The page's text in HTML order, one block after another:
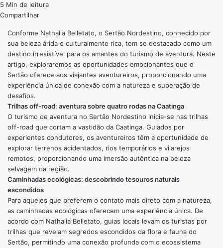
5 Min de leitura
Compartilhar
Conforme Nathalia Belletato, o Sertão Nordestino, conhecido por
sua beleza árida e culturalmente rica, tem se destacado como um
destino irresistível para os amantes do turismo de aventura. Neste
artigo, exploraremos as oportunidades emocionantes que o
Sertão oferece aos viajantes aventureiros, proporcionando uma
experiência única de conexão com a natureza e superação de
desafios.
Trilhas off-road: aventura sobre quatro rodas na Caatinga
O turismo de aventura no Sertão Nordestino inicia-se nas trilhas
off-road que cortam a vastidão da Caatinga. Guiados por
experientes condutores, os aventureiros têm a oportunidade de
explorar terrenos acidentados, rios temporários e vilarejos
remotos, proporcionando uma imersão autêntica na beleza
selvagem da região.
Caminhadas ecológicas: descobrindo tesouros naturais
escondidos
Para aqueles que preferem o contato mais direto com a natureza,
as caminhadas ecológicas oferecem uma experiência única. De
acordo com Nathalia Belletato, guias locais levam os turistas por
trilhas que revelam segredos escondidos da flora e fauna do
Sertão, permitindo uma conexão profunda com o ecossistema